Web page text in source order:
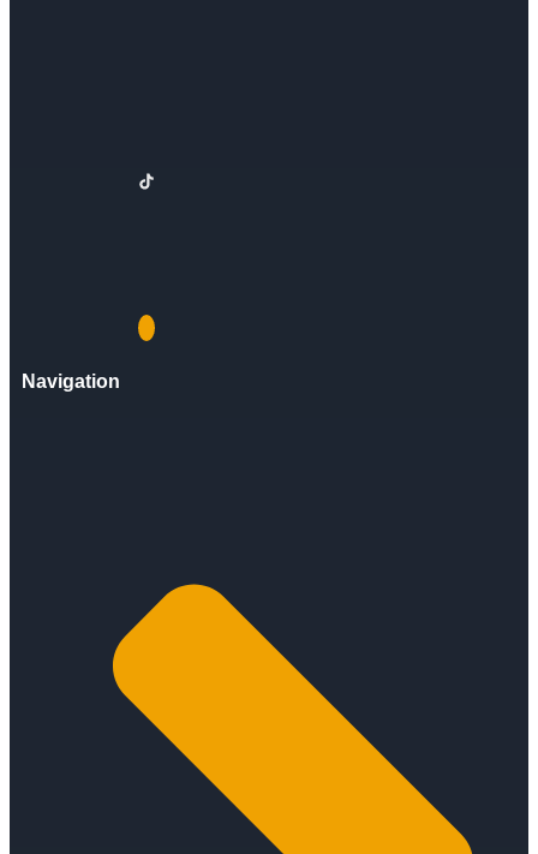
Navigation